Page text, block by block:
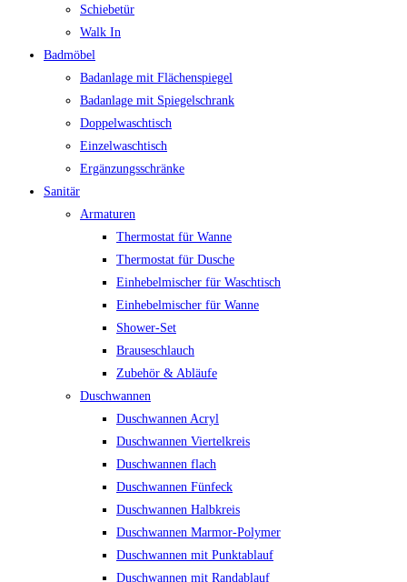
Schiebetür
Walk In
Badmöbel
Badanlage mit Flächenspiegel
Badanlage mit Spiegelschrank
Doppelwaschtisch
Einzelwaschtisch
Ergänzungsschränke
Sanitär
Armaturen
Thermostat für Wanne
Thermostat für Dusche
Einhebelmischer für Waschtisch
Einhebelmischer für Wanne
Shower-Set
Brauseschlauch
Zubehör & Abläufe
Duschwannen
Duschwannen Acryl
Duschwannen Viertelkreis
Duschwannen flach
Duschwannen Fünfeck
Duschwannen Halbkreis
Duschwannen Marmor-Polymer
Duschwannen mit Punktablauf
Duschwannen mit Randablauf